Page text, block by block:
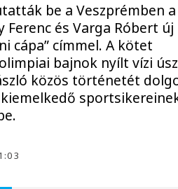
be a Veszprémben a
Ferenc és Varga Róbert új
cápa” címmel. A kötet
bajnok nyílt vízi
közös történetét